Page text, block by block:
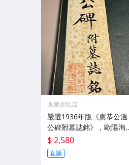
永勝古玩店
嚴選1936年版《虞恭公溫
公碑附墓誌銘》，歐陽洵
親筆手跡，典藏歷史與書
法珍品 唐史研究 碑刻藝術
田中和市版
$ 2,580
直購